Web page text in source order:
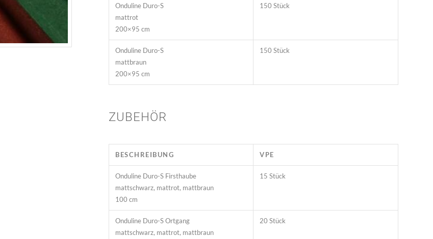
Onduline Duro-S
mattrot
200×95 cm
150 Stück
Onduline Duro-S
mattbraun
200×95 cm
150 Stück
ZUBEHÖR
BESCHREIBUNG VPE
Onduline Duro-S Firsthaube
mattschwarz, mattrot, mattbraun
100 cm
15 Stück
Onduline Duro-S Ortgang
mattschwarz, mattrot, mattbraun
20 Stück